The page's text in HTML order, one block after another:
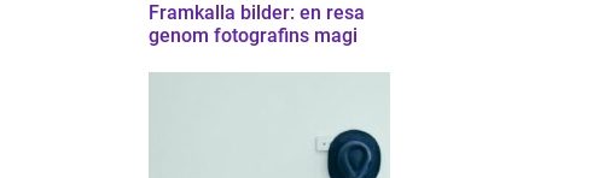
Framkalla bilder: en resa
genom fotografins magi